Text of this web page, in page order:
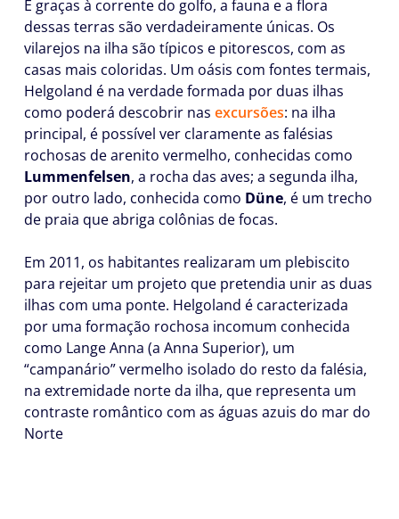
E graças à corrente do golfo, a fauna e a flora
dessas terras são verdadeiramente únicas. Os
vilarejos na ilha são típicos e pitorescos, com as
casas mais coloridas. Um oásis com fontes termais,
Helgoland é na verdade formada por duas ilhas
como poderá descobrir nas excursões: na ilha
principal, é possível ver claramente as falésias
rochosas de arenito vermelho, conhecidas como
Lummenfelsen, a rocha das aves; a segunda ilha,
por outro lado, conhecida como Düne, é um trecho
de praia que abriga colônias de focas.
Em 2011, os habitantes realizaram um plebiscito
para rejeitar um projeto que pretendia unir as duas
ilhas com uma ponte. Helgoland é caracterizada
por uma formação rochosa incomum conhecida
como Lange Anna (a Anna Superior), um
“campanário” vermelho isolado do resto da falésia,
na extremidade norte da ilha, que representa um
contraste romântico com as águas azuis do mar do
Norte